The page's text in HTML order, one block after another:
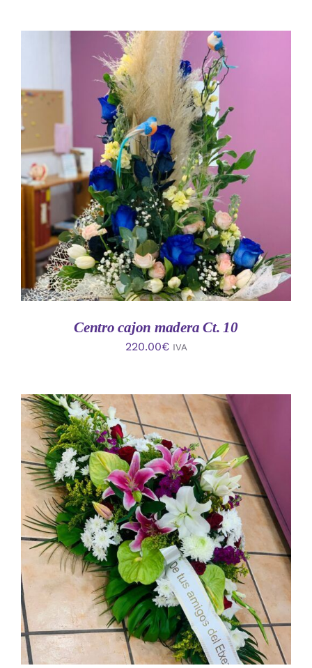
AÑADIR AL CARRITO
/
DETALLES
Centro cajon madera Ct. 10
220.00€ IVA
AÑADIR AL CARRITO
/
DETALLES